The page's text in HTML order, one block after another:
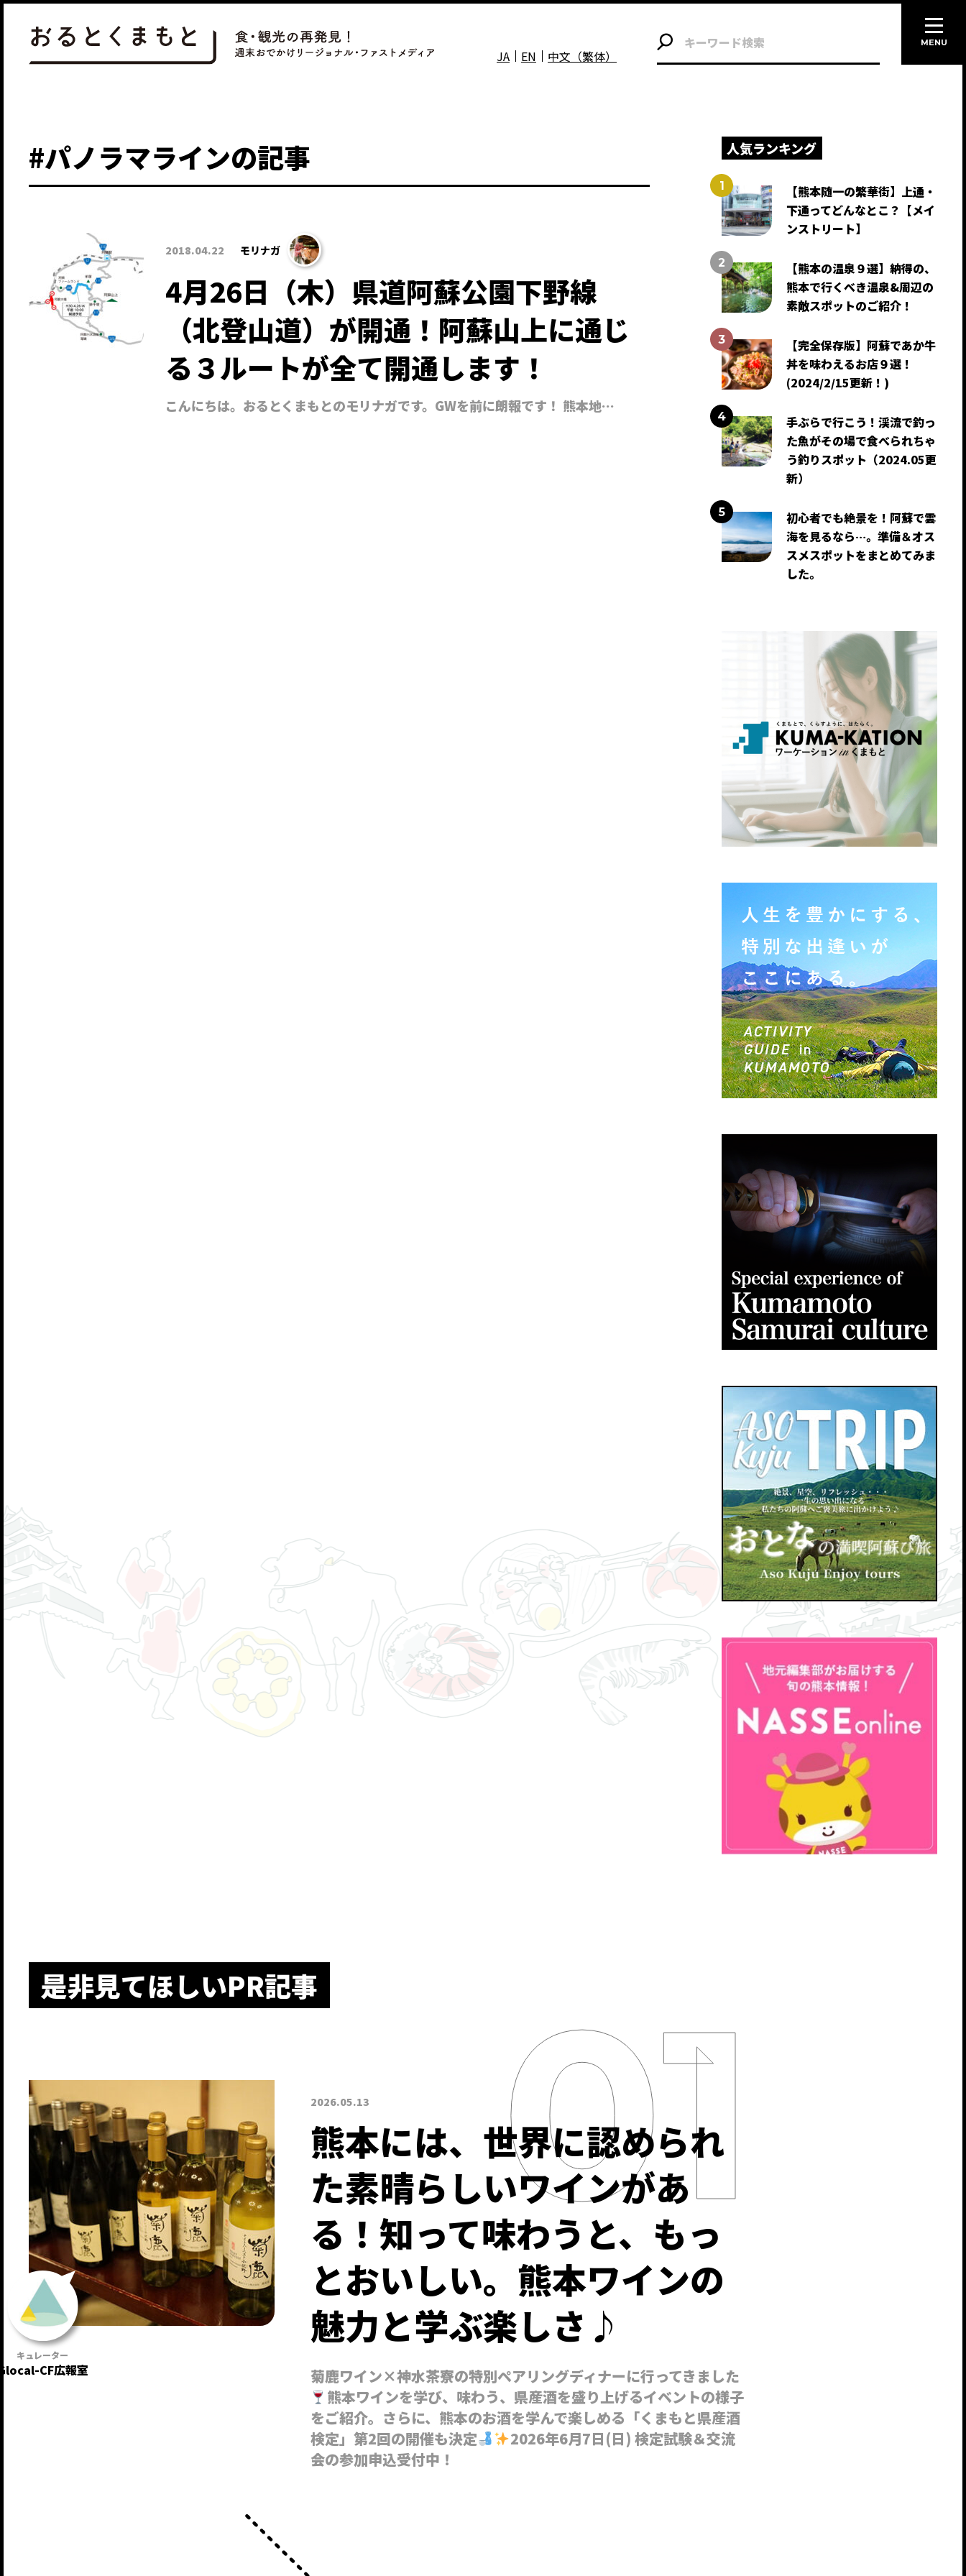
JA EN 中文（繁体）
#パノラマラインの記事
2018.04.22 モリナガ
4月26日（木）県道阿蘇公園下野線
（北登山道）が開通！阿蘇山上に通じ
る３ルートが全て開通します！
こんにちは。おるとくまもとのモリナガです。GWを前に朗報です！ 熊本地…
人気ランキング
【熊本随一の繁華街】上通・
下通ってどんなとこ？【メイ
ンストリート】
【熊本の温泉９選】納得の、
熊本で行くべき温泉&周辺の
素敵スポットのご紹介！
【完全保存版】阿蘇であか牛
丼を味わえるお店９選！
(2024/2/15更新！)
手ぶらで行こう！渓流で釣っ
た魚がその場で食べられちゃ
う釣りスポット（2024.05更
新）
初心者でも絶景を！阿蘇で雲
海を見るなら…。準備＆オス
スメスポットをまとめてみま
した。
是非見てほしいPR記事
2026.05.13
CF広報室
熊本には、世界に認められ
た素晴らしいワインがあ
る！知って味わうと、もっ
とおいしい。熊本ワインの
魅力と学ぶ楽しさ♪
菊鹿ワイン×神水茶寮の特別ペアリングディナーに行ってきました
熊本ワインを学び、味わう、県産酒を盛り上げるイベントの様子
をご紹介。さらに、熊本のお酒を学んで楽しめる「くまもと県産酒
検定」第2回の開催も決定
2026年6月7日(日) 検定試験＆交流
会の参加申込受付中！
MENU